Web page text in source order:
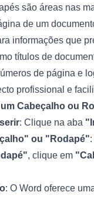
são áreas nas
de um
informações que
títulos de
de página e
profissional e
Cabeçalho ou
: Clique na aba
ou "Rodapé"
, clique em
: O Word oferece